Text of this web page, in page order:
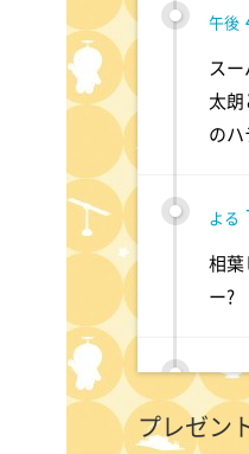
午後
ス
太
の
よる
相葉
ー?
よる
大
プレゼン